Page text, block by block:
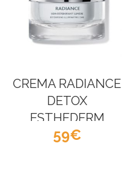
CREMA RADIANCE
DETOX
ESTHEDERM
59